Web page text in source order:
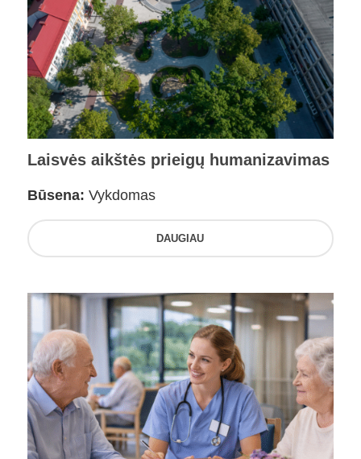
Laisvės aikštės prieigų humanizavimas
Būsena: Vykdomas
DAUGIAU